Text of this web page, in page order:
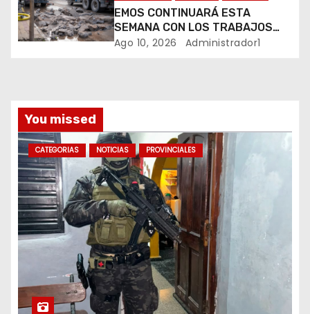
r
a
a
s
EMOS CONTINUARÁ ESTA
SEMANA CON LOS TRABAJOS
SOBRE CALLE ALVEAR
Ago 10, 2026 Administrador1
You missed
CATEGORIAS NOTICIAS PROVINCIALES